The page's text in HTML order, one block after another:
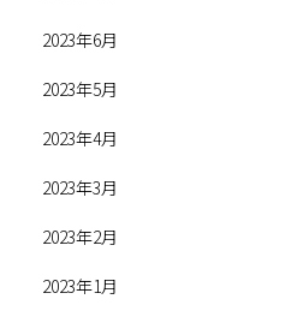
2023年6月
2023年5月
2023年4月
2023年3月
2023年2月
2023年1月